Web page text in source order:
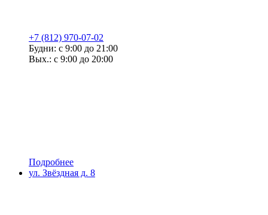
+7 (812) 970-07-02
Будни: с 9:00 до 21:00
Вых.: с 9:00 до 20:00
Подробнее
ул. Звёздная д. 8